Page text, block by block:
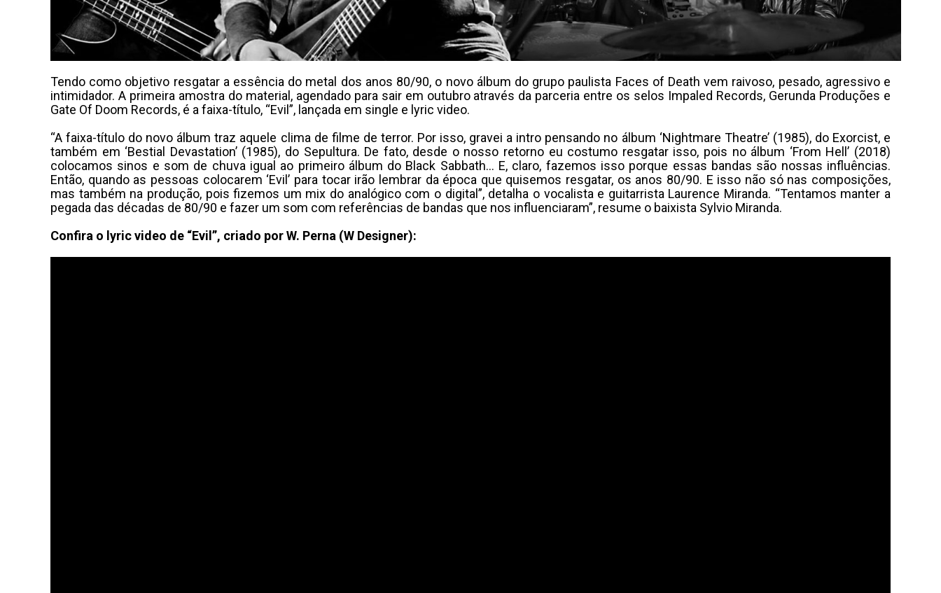
Tendo como objetivo resgatar a essência do metal dos anos 80/90, o novo álbum do grupo paulista Faces of Death vem raivoso, pesado, agressivo e
intimidador. A primeira amostra do material, agendado para sair em outubro através da parceria entre os selos Impaled Records, Gerunda Produções e
Gate Of Doom Records, é a faixa-título, “Evil”, lançada em single e lyric video.
“A faixa-título do novo álbum traz aquele clima de filme de terror. Por isso, gravei a intro pensando no álbum ‘Nightmare Theatre’ (1985), do Exorcist, e
também em ‘Bestial Devastation’ (1985), do Sepultura. De fato, desde o nosso retorno eu costumo resgatar isso, pois no álbum ‘From Hell’ (2018)
colocamos sinos e som de chuva igual ao primeiro álbum do Black Sabbath… E, claro, fazemos isso porque essas bandas são nossas influências.
Então, quando as pessoas colocarem ‘Evil’ para tocar irão lembrar da época que quisemos resgatar, os anos 80/90. E isso não só nas composições,
mas também na produção, pois fizemos um mix do analógico com o digital”, detalha o vocalista e guitarrista Laurence Miranda. “Tentamos manter a
pegada das décadas de 80/90 e fazer um som com referências de bandas que nos influenciaram”, resume o baixista Sylvio Miranda.
Confira o lyric video de “Evil”, criado por W. Perna (W Designer):